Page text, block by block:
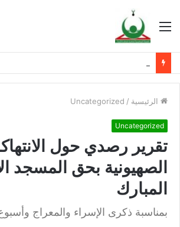
القائمة
الرئيسية /
Uncategorized
Uncategorized
تقرير رصدي حول
الصهيونية بحق المسجد
المبارك
بمناسبة ذكرى الإسراء والمعراج